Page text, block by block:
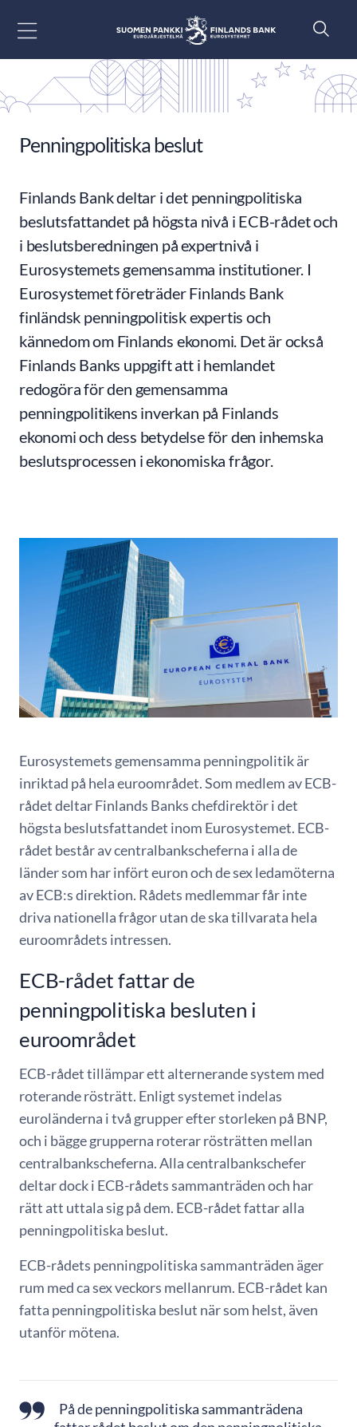
Penningpolitiska beslut
Finlands Bank deltar i det penningpolitiska
beslutsfattandet på högsta nivå i ECB-rådet och
i beslutsberedningen på expertnivå i
Eurosystemets gemensamma institutioner. I
Eurosystemet företräder Finlands Bank
finländsk penningpolitisk expertis och
kännedom om Finlands ekonomi. Det är också
Finlands Banks uppgift att i hemlandet
redogöra för den gemensamma
penningpolitikens inverkan på Finlands
ekonomi och dess betydelse för den inhemska
beslutsprocessen i ekonomiska frågor.
Eurosystemets gemensamma penningpolitik är
inriktad på hela euroområdet. Som medlem av ECB-
rådet deltar Finlands Banks chefdirektör i det
högsta beslutsfattandet inom Eurosystemet. ECB-
rådet består av centralbankscheferna i alla de
länder som har infört euron och de sex ledamöterna
av ECB:s direktion. Rådets medlemmar får inte
driva nationella frågor utan de ska tillvarata hela
euroområdets intressen.
ECB-rådet fattar de
penningpolitiska besluten i
euroområdet
ECB-rådet tillämpar ett alternerande system med
roterande rösträtt. Enligt systemet indelas
euroländerna i två grupper efter storleken på BNP,
och i bägge grupperna roterar rösträtten mellan
centralbankscheferna. Alla centralbankschefer
deltar dock i ECB-rådets sammanträden och har
rätt att uttala sig på dem. ECB-rådet fattar alla
penningpolitiska beslut.
ECB-rådets penningpolitiska sammanträden äger
rum med ca sex veckors mellanrum. ECB-rådet kan
fatta penningpolitiska beslut när som helst, även
utanför mötena.
På de penningpolitiska sammanträdena